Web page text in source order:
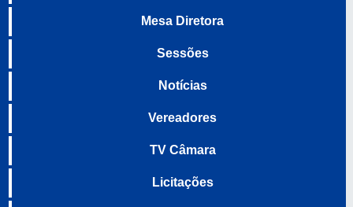
Mesa Diretora
Sessões
Notícias
Vereadores
TV Câmara
Licitações